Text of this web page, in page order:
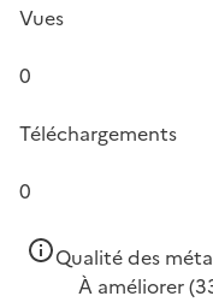
Vues
0
Téléchargements
0
Qualité des
À améliorer